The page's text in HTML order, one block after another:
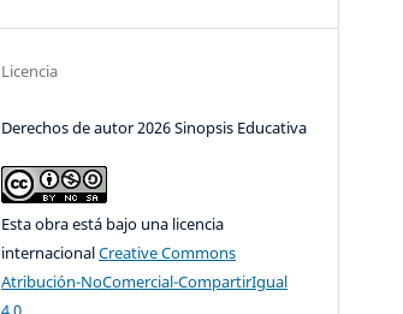
Licencia
Derechos de autor 2026 Sinopsis Educativa
Esta obra está bajo una licencia
internacionalCreative Commons
Atribución-NoComercial-CompartirIgual